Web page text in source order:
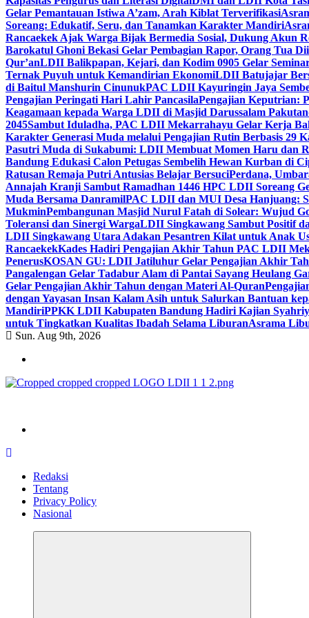
Gelar Pemantauan Istiwa A’zam, Arah Kiblat Terverifikasi
Soreang: Edukatif, Seru, dan Tanamkan Karakter Mandiri
Rancaekek Ajak Warga Bijak Bermedia Sosial, Dukung Akun
Barokatul Ghoni Bekasi Gelar Pembagian Rapor, Orang Tua
Qur’anLDII Balikpapan, Kejari, dan Kodim 0905 Gelar
Ternak Puyuh untuk Kemandirian EkonomiLDII Batujajar
di Baitul Manshurin CinunukPAC LDII Kayuringin Jaya
Pengajian Peringati Hari Lahir PancasilaPengajian Keputrian:
Keagamaan kepada Warga LDII di Masjid Darussalam
2045Sambut Iduladha, PAC LDII Mekarrahayu Gelar Kerja
Karakter Generasi Muda melalui Pengajian Rutin Berbasis 29
Pasutri Muda di Sukabumi: LDII Membuat Momen Haru dan
Bandung Edukasi Calon Petugas Sembelih Hewan Kurban di
Ratusan Remaja Putri Antusias Belajar BersuciPerdana,
Annajah Kranji Sambut Ramadhan 1446 HPC LDII Soreang
Muda Bersama DanramilPAC LDII dan MUI Desa Hanjuang:
MukminPembangunan Masjid Nurul Fatah di Solear: Wujud
Toleransi dan Sinergi WargaLDII Singkawang Sambut Positif
LDII Singkawang Utara Adakan Pesantren Kilat untuk Anak
RancaekekKades Hadiri Pengajian Akhir Tahun PAC LDII
PenerusKOSAN GU: LDII Jatiluhur Gelar Pengajian Akhir
Pangalengan Gelar Tadabur Alam di Pantai Sayang Heulang
Gelar Pengajian Akhir Tahun dengan Materi Al-Quran
dengan Yayasan Insan Kalam Asih untuk Salurkan Bantuan
MandiriPPKK LDII Kabupaten Bandung Hadiri Kajian
untuk Tingkatkan Kualitas Ibadah Selama LiburanAsrama
Sun. Aug 9th, 2026
Redaksi
Tentang
Privacy Policy
Nasional